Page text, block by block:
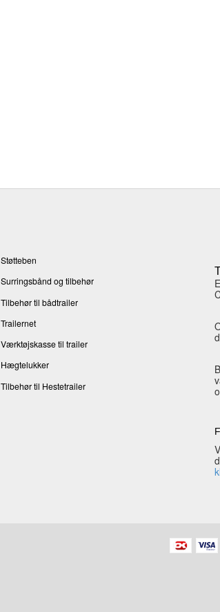
Støtteben
Surringsbånd og tilbehør
Tilbehør til bådtrailer
Trailernet
Værktøjskasse til trailer
Hægtelukker
Tilbehør til Hestetrailer